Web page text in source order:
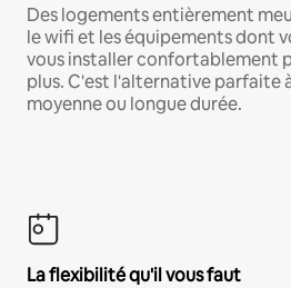
Des logements entièrement
le wifi et les équipements dont
vous installer confortablement
plus. C'est l'alternative parfaite
moyenne ou longue durée.
La flexibilité qu'il vous faut